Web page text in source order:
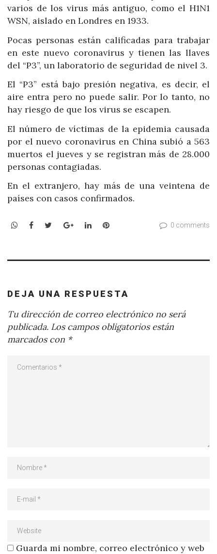
varios de los virus más antiguo, como el H1N1
WSN, aislado en Londres en 1933.
Pocas personas están calificadas para trabajar
en este nuevo coronavirus y tienen las llaves
del “P3”, un laboratorio de seguridad de nivel 3.
El “P3” está bajo presión negativa, es decir, el
aire entra pero no puede salir. Por lo tanto, no
hay riesgo de que los virus se escapen.
El número de víctimas de la epidemia causada
por el nuevo coronavirus en China subió a 563
muertos el jueves y se registran más de 28.000
personas contagiadas.
En el extranjero, hay más de una veintena de
países con casos confirmados.
WhatsApp
Facebook
TwitterGoogle+LinkedInPinterest 0 comments
DEJA UNA RESPUESTA
Tu dirección de correo electrónico no será
publicada. Los campos obligatorios están
marcados con *
Guarda mi nombre, correo electrónico y web